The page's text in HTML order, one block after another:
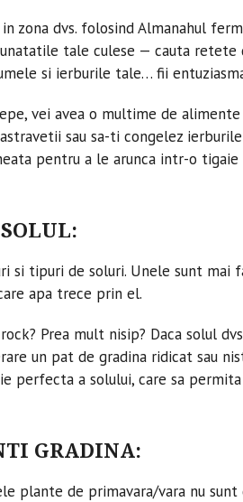
zona dvs. folosind Almanahul
tale culese — cauta
si ierburile tale… fii
vei avea o multime de
sau sa-ti congelez
pentru a le arunca intr-o tigaie
si tipuri de soluri. Unele sunt mai
apa trece prin el.
Prea mult nisip? Daca solul
un pat de gradina ridicat sau
perfecta a solului, care sa
GRADINA:
plante de primavara/vara nu